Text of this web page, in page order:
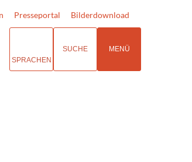
Presseportal Bilderdownload
SPRACHEN
SUCHE MENÜ